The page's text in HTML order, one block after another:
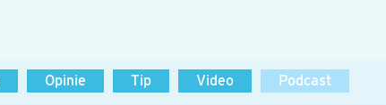
Opinie Tip Video Podcast